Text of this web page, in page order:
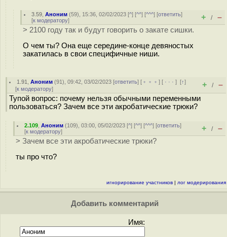
3.59 ,Аноним (59), 15:36, 02/02/2023 [^] [^^] [^^^] [ответить]
[к модератору] + / –
> 2100 году так и будут говорить о закате сишки.
О чем ты? Она еще середине-конце девяностых
закатилась в свои специфичные ниши.
1.91 ,Аноним (91), 09:42, 03/02/2023 [ответить] [ ﹢﹢﹢] [ · · ·][↑]
[к модератору] + / –
Тупой вопрос: почему нельзя обычными переменными
пользоваться? Зачем все эти акробатические трюки?
2.109 ,Аноним (109), 03:00, 05/02/2023 [^] [^^] [^^^] [ответить]
[к модератору] + / –
> Зачем все эти акробатические трюки?
ты про что?
игнорирование участников | лог модерирования
Добавить комментарий
Имя: